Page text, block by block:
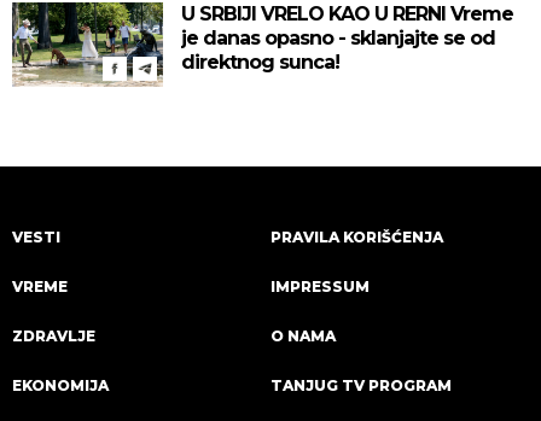
U SRBIJI VRELO KAO U RERNI Vreme
je danas opasno - sklanjajte se od
direktnog sunca!
VESTI
VREME
ZDRAVLJE
EKONOMIJA
PRAVILA KORIŠĆENJA
IMPRESSUM
O NAMA
TANJUG TV PROGRAM